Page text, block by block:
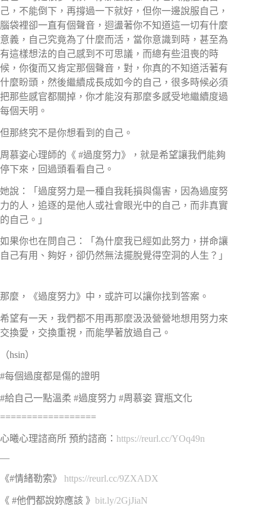
己，不能倒下，再撐過一下就好，但你一邊說服自己，
腦袋裡卻一直有個聲音，迴盪著你不知道這一切有什麼
意義，自己究竟為了什麼而活，當你意識到時，甚至為
有這樣想法的自己感到不可思議，而總有些沮喪的時
候，你復而又肯定那個聲音，對，你真的不知道活著有
什麼盼頭，然後繼續成長成如今的自己，很多時候必須
把那些感官都關掉，你才能沒有那麼多感受地繼續度過
每個天明。​
但那終究不是你想看到的自己。​
周慕姿心理師的《 #過度努力》，就是希望讓我們能夠
停下來，回過頭看看自己。​⠀⠀⠀
她說：「過度努力是一種自我耗損與傷害，因為過度努
力的人，追逐的是他人或社會眼光中的自己，而非真實
的自己。」​
如果你也在問自己：「為什麼我已經如此努力，拼命讓
自己有用、夠好，卻仍然無法擺脫覺得空洞的人生？」​
那麼，《過度努力》中，或許可以讓你找到答案。​
希望有一天，我們都不用再那麼汲汲營營地想用努力來
交換愛，交換重視，而能學著放過自己。​
（hsin）​​⠀⠀⠀⠀
#每個過度都是傷的證明​
#給自己一點溫柔 #過度努力 #周慕姿 寶瓶文化
==================
心曦心理諮商所 預約諮商： https://reurl.cc/YOq49n
—
《#情緒勒索》 https://reurl.cc/9ZXADX
《 #他們都說妳應該 》 bit.ly/2GjJiaN